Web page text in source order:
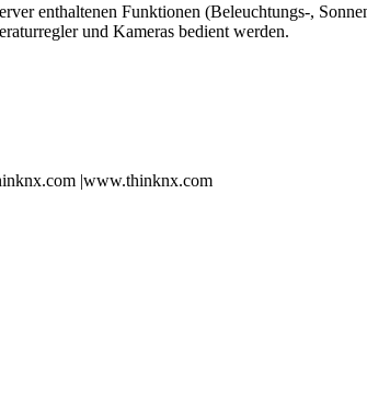
enthaltenen Funktionen (Beleuchtungs-,
und Kameras bedient werden.
|www.thinknx.com